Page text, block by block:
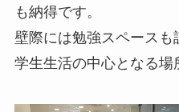
も納得です。
壁際には勉強スペースも
学生生活の中心となる場